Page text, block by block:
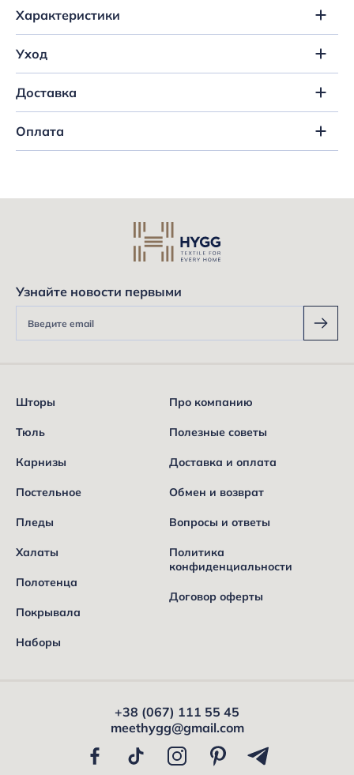
Характеристики
Уход
Доставка
Оплата
Узнайте новости первыми
Шторы
Тюль
Карнизы
Постельное
Пледы
Халаты
Полотенца
Покрывала
Наборы
Про компанию
Полезные советы
Доставка и оплата
Обмен и возврат
Вопросы и ответы
Политика
конфиденциальности
Договор оферты
+38 (067) 111 55 45
meethygg@gmail.com